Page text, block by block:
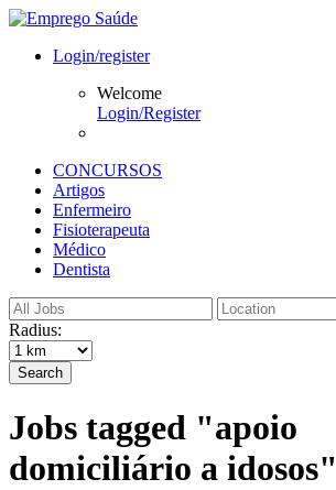
Login/register
Welcome
Login/Register
CONCURSOS
Artigos
Enfermeiro
Fisioterapeuta
Médico
Dentista
Radius:
Search
Jobs tagged "apoio
domiciliário a idosos"